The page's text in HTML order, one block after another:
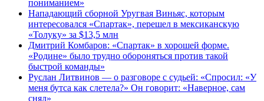
пониманием»
Нападающий сборной Уругвая Виньяс, которым
интересовался «Спартак», перешел в мексиканскую
«Толуку» за $13,5 млн
Дмитрий Комбаров: «Спартак» в хорошей форме.
«Родине» было трудно обороняться против такой
быстрой команды»
Руслан Литвинов — о разговоре с судьей: «Спросил: «У
меня бутса как слетела?» Он говорит: «Наверное, сам
снял»